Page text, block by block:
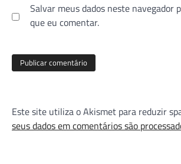
Salvar meus dados neste navegador
que eu comentar.
Este site utiliza o Akismet para reduzir
seus dados em comentários são